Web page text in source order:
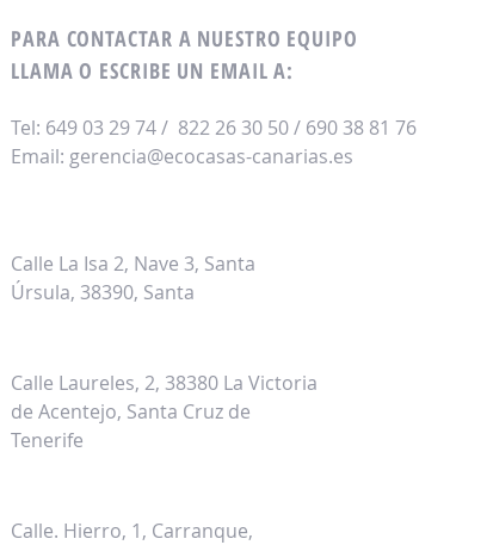
PARA CONTACTAR A NUESTRO EQUIPO
LLAMA O ESCRIBE UN EMAIL A:
Tel: 649 03 29 74 / 822 26 30 50 / 690 38 81 76
Email: gerencia@ecocasas-canarias.es
Calle La Isa 2, Nave 3, Santa
Úrsula, 38390, Santa
Calle Laureles, 2, 38380 La Victoria
de Acentejo, Santa Cruz de
Tenerife
Calle. Hierro, 1, Carranque,